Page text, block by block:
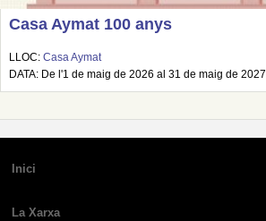
Casa Aymat 100 anys
LLOC: Casa Aymat
DATA: De l'1 de maig de 2026 al 31 de maig de 2027
Inici
La Xarxa